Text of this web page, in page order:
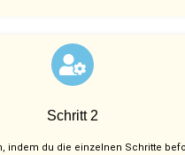
Schritt 2
indem du die einzelnen Schritte